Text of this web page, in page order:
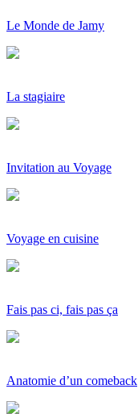
Le Monde de Jamy
La stagiaire
Invitation au Voyage
Voyage en cuisine
Fais pas ci, fais pas ça
Anatomie d’un comeback